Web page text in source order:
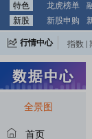
特色 龙虎榜单
新股
新股申购
行情中心 指数
全景图
首页